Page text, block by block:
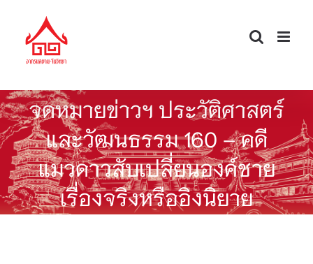
content
จดหมายข่าวฯ ประวัติศาสตร์
และวัฒนธรรม 160 – คดี
แมวดาวสับเปลี่ยนองค์ชาย
เรื่องจริงหรืออิงนิยาย